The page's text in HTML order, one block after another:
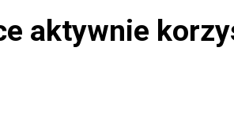
aktywnie